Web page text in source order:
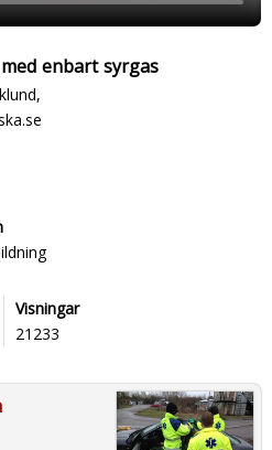
enbart syrgas
Visningar
21233